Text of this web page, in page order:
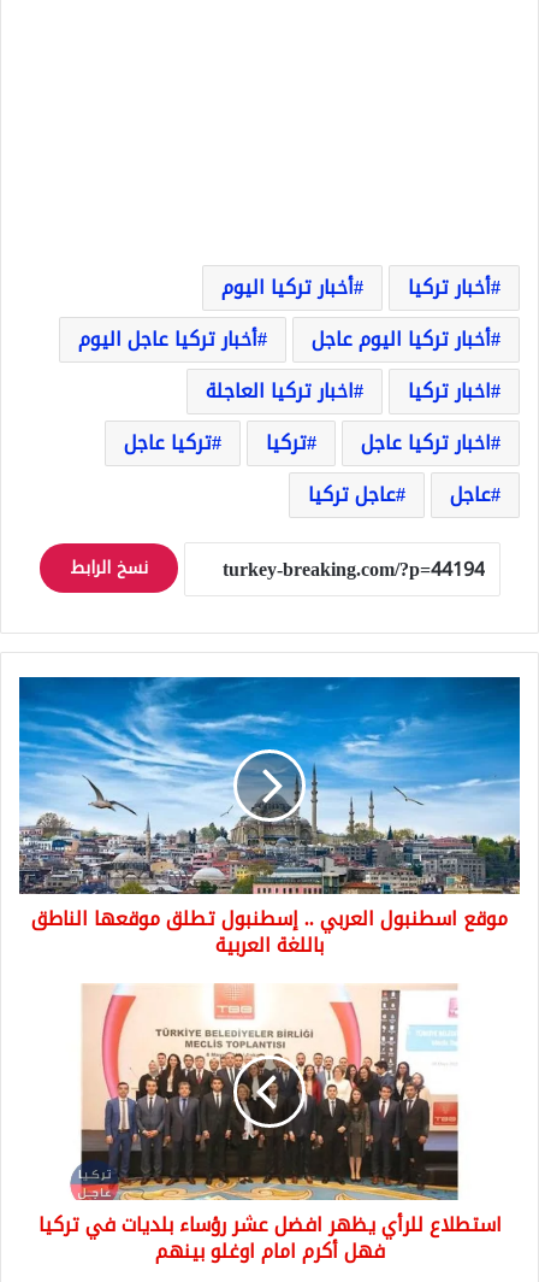
أخبار تركيا
أخبار تركيا اليوم
أخبار تركيا اليوم عاجل
أخبار تركيا عاجل اليوم
اخبار تركيا
اخبار تركيا العاجلة
اخبار تركيا عاجل
تركيا
تركيا عاجل
عاجل
عاجل تركيا
نسخ الرابط
موقع
اسطنبول
العربي
..
إسطنبول
موقعها
الناطق
باللغة
العربية
موقع اسطنبول العربي .. إسطنبول تطلق موقعها الناطق
باللغة العربية
فهل
استطلاع للرأي يظهر افضل عشر رؤساء بلديات في تركيا
فهل أكرم امام اوغلو بينهم